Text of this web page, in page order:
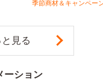
季節商材＆キャンペー
見る
ーション